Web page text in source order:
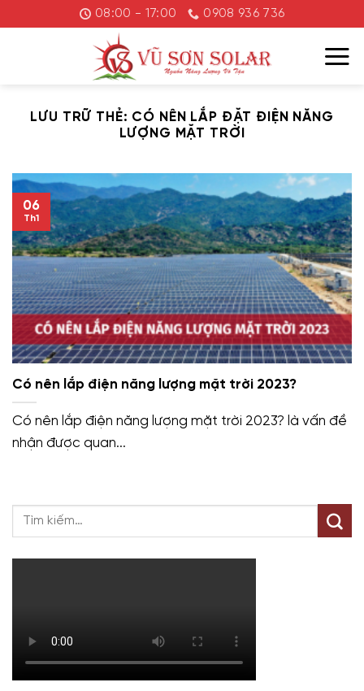
đến
08:00 - 17:00 0908 936 736
LƯU TRỮ THẺ: CÓ NÊN LẮP ĐẶT ĐIỆN NĂNG
LƯỢNG MẶT TRỜI
Có nên lắp điện năng lượng mặt trời 2023?
Có nên lắp điện năng lượng mặt trời 2023? là vấn đề
nhận được quan...
06
Th1